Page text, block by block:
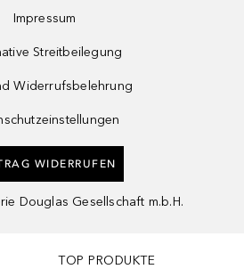
Impressum
Streitbeilegung
Widerrufsbelehrung
WIDERRUFEN
Douglas Gesellschaft m.b.H.
TOP PRODUKTE